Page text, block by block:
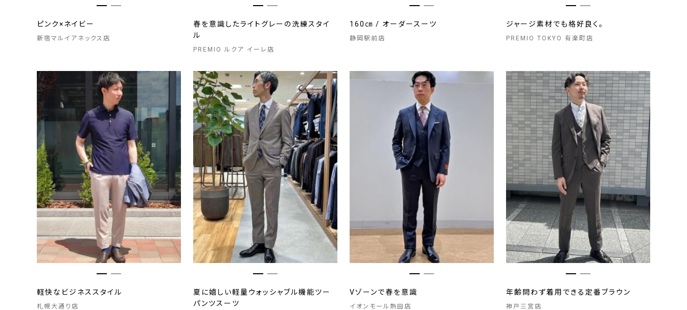
ピンク×ネイビー
新宿マルイアネックス店
春を意識したライトグレーの洗練スタイ
ル
PREMIO ルクア イーレ店
160㎝ / オーダースーツ
静岡駅前店
ジャージ素材でも格好良く。
PREMIO TOKYO 有楽町店
軽快なビジネススタイル
札幌大通り店
夏に嬉しい軽量ウォッシャブル機能ツー
パンツスーツ
Vゾーンで春を意識
イオンモール熱田店
年齢問わず着用できる定番ブラウン
神戸三宮店